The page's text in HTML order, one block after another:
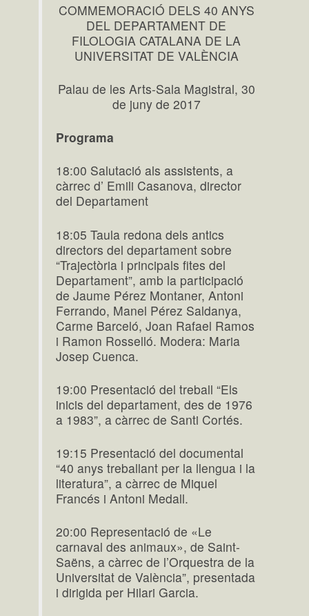
COMMEMORACIÓ DELS 40 ANYS
DEL DEPARTAMENT DE
FILOLOGIA CATALANA DE LA
UNIVERSITAT DE VALÈNCIA
Palau de les Arts-Sala Magistral, 30
de juny de 2017
Programa
18:00 Salutació als assistents, a
càrrec d’ Emili Casanova, director
del Departament
18:05 Taula redona dels antics
directors del departament sobre
“Trajectòria i principals fites del
Departament”, amb la participació
de Jaume Pérez Montaner, Antoni
Ferrando, Manel Pérez Saldanya,
Carme Barceló, Joan Rafael Ramos
i Ramon Rosselló. Modera: Maria
Josep Cuenca.
19:00 Presentació del treball “Els
inicis del departament, des de 1976
a 1983”, a càrrec de Santi Cortés.
19:15 Presentació del documental
“40 anys treballant per la llengua i la
literatura”, a càrrec de Miquel
Francés i Antoni Medall.
20:00 Representació de «Le
carnaval des animaux», de Saint-
Saëns, a càrrec de l’Orquestra de la
Universitat de València”, presentada
i dirigida per Hilari Garcia.